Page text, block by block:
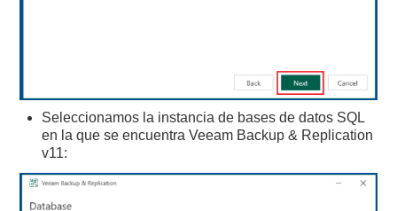
Seleccionamos la instancia de bases de datos SQL
en la que se encuentra Veeam Backup & Replication
v11: